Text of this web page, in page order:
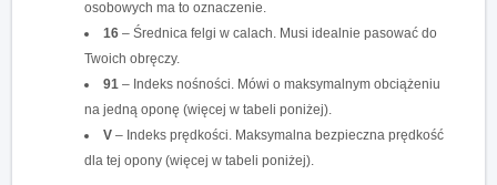
osobowych ma to oznaczenie.
16 – Średnica felgi w calach. Musi idealnie pasować do
Twoich obręczy.
91 – Indeks nośności. Mówi o maksymalnym obciążeniu
na jedną oponę (więcej w tabeli poniżej).
V – Indeks prędkości. Maksymalna bezpieczna prędkość
dla tej opony (więcej w tabeli poniżej).